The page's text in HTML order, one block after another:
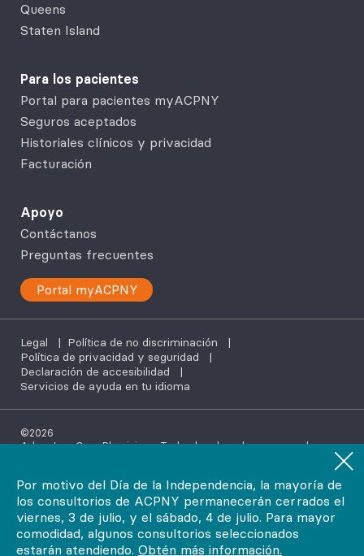
Por motivo del Día de la Independencia, la mayoría de
los consultorios de ACPNY permanecerán cerrados el
viernes, 3 de julio, y el sábado, 4 de julio. Para mayor
comodidad, algunos consultorios seleccionados
estarán atendiendo. Obtén más información.
Queens
Staten Island
Para los pacientes
Portal para pacientes myACPNY
Seguros aceptados
Historiales clínicos y privacidad
Facturación
Apoyo
Contáctanos
Preguntas frecuentes
Portal myACPNY
Legal | Política de no discriminación
|
Política de privacidad y seguridad
|
Declaración de accesibilidad
|
Servicios de ayuda en tu idioma
©2026
AdvantageCare Physicians. Todos los derechos reservados.